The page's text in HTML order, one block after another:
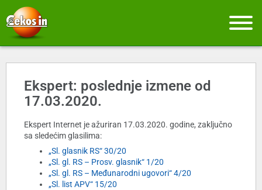
Ekspert: poslednje izmene od
17.03.2020.
Ekspert Internet je ažuriran 17.03.2020. godine, zaključno
sa sledećim glasilima:
„Sl. glasnik RS“ 30/20
„Sl. gl. RS – Prosv. glasnik“ 1/20
„Sl. gl. RS – Međunarodni ugovori“ 4/20
„Sl. list APV“ 15/20